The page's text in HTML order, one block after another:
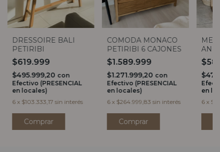
DRESSOIRE BALI
PETIRIBI
$619.999
$495.999,20 con
Efectivo (PRESENCIAL
en locales)
6 x $103.333,17 sin interés
COMODA MONACO
PETIRIBI 6 CAJONES
$1.589.999
$1.271.999,20 con
Efectivo (PRESENCIAL
en locales)
6 x $264.999,83 sin interés
en
6 x